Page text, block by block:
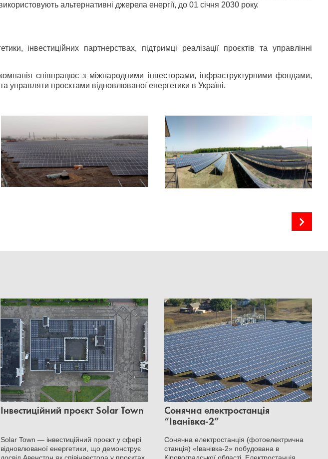
альтернативні джерела енергії, до 01 січня 2030 року.
інвестиційних партнерствах, підтримці реалізації проєктів та управлінні
співпрацює з міжнародними інвесторами, інфраструктурними фондами,
проєктами відновлюваної енергетики в Україні.
Інвестиційний проєкт Solar Town
Solar Town — інвестиційний проєкт у сфері
відновлюваної енергетики, що демонструє
досвід Авенстон як співінвестора у проєктах
Сонячна електростанція
“Іванівка-2”
Сонячна електростанція (фотоелектрична
станція) «Іванівка-2» побудована в
Кіровоградської області. Електростанція